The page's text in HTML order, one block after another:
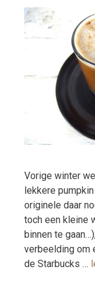
Vorige winter
lekkere
originele daar
toch een kleine
binnen te
verbeelding om
de Starbucks …